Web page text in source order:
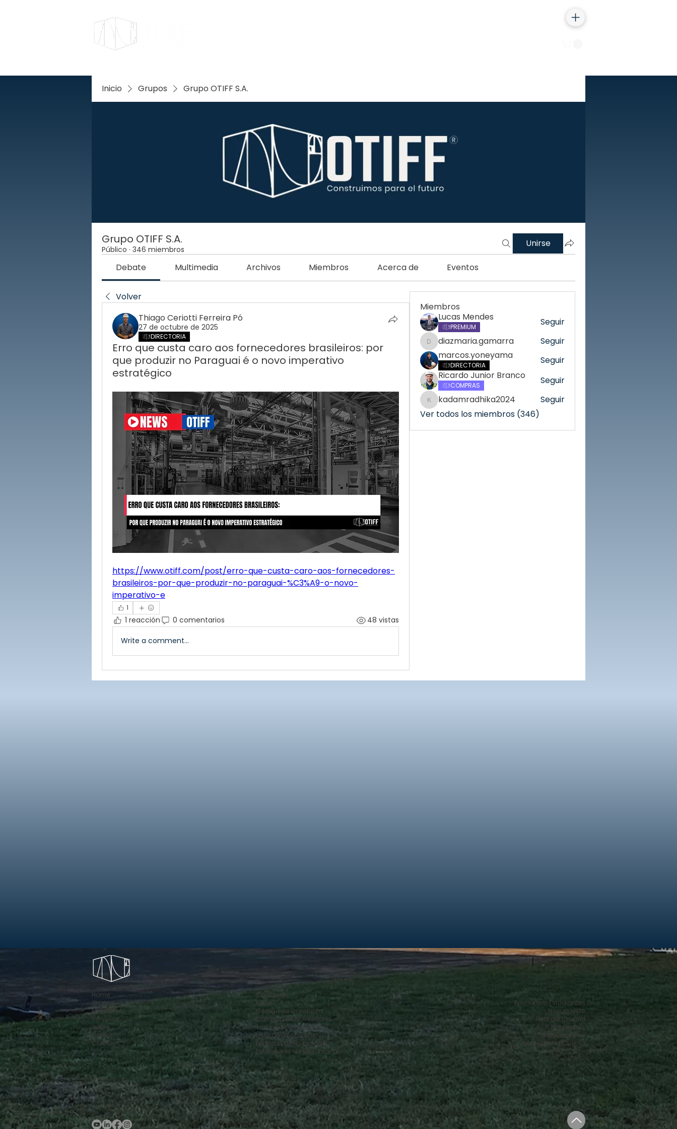
Inicio Grupos Grupo OTIFF S.A.
Grupo OTIFF S.A.
Público · 346 miembros
Unirse
Debate Multimedia Archivos Miembros Acerca de Eventos
Volver
Thiago Ceriotti Ferreira Pó
27 de octubre de 2025
DIRECTORIA
Erro que custa caro aos fornecedores brasileiros: por
que produzir no Paraguai é o novo imperativo
estratégico
https://www.otiff.com/post/erro-que-custa-caro-aos-fornecedores-
brasileiros-por-que-produzir-no-paraguai-%C3%A9-o-novo-
imperativo-e
1
1 reacción 0 comentarios 48 vistas
Write a comment...
Miembros
Lucas Mendes
PREMIUM Seguir
diazmaria.gamarra
diazmaria.gamarra
Seguir
marcos.yoneyama
DIRECTORIA
Seguir
Ricardo Junior Branco
COMPRAS Seguir
kadamradhika2024
kadamradhika2024
Seguir
Ver todos los miembros (346)
Home
Grupos
Miembros
Servicios
Sobre
Galería
Clientes
Contacto
News
Código de Conducta
Catastro de Proveedores
Trabaje con Nosotros
Lista de Programas
Políticas de Privacidad
Estándares de Seg. Infantil
Formulario Estudiantes
Presupuesto
Perfil del Usuário
Mis Grupos
Notificaciones
Ajustes de la Cuenta